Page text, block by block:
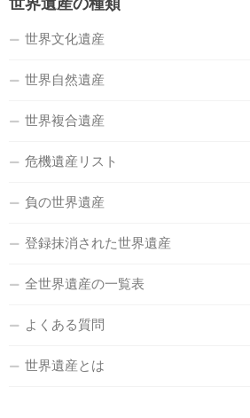
世界遺産の種類
世界文化遺産
世界自然遺産
世界複合遺産
危機遺産リスト
負の世界遺産
登録抹消された世界遺産
全世界遺産の一覧表
よくある質問
世界遺産とは